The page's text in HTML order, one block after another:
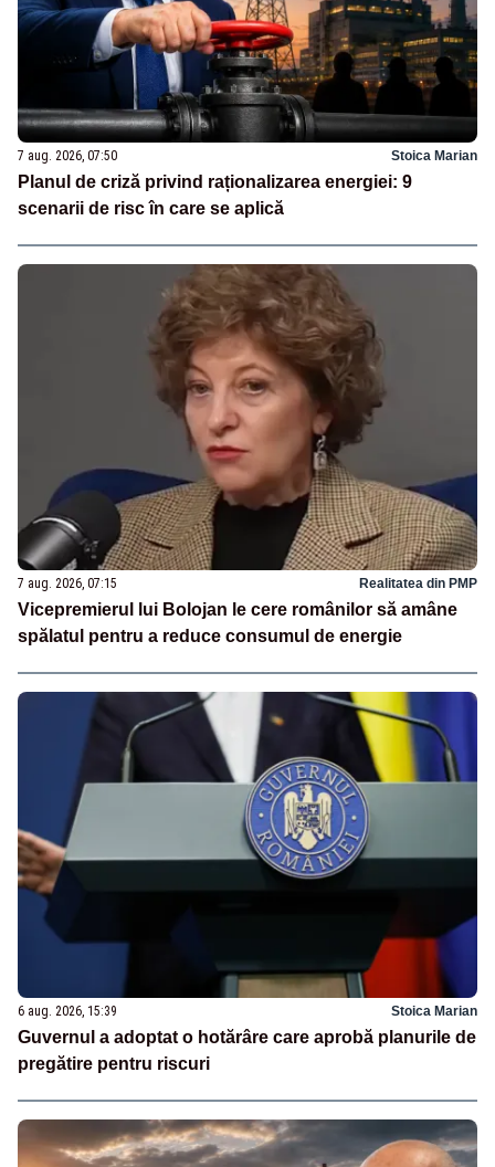
7 aug. 2026, 07:50 Stoica Marian
Planul de criză privind raționalizarea energiei: 9
scenarii de risc în care se aplică
7 aug. 2026, 07:15 Realitatea din PMP
Vicepremierul lui Bolojan le cere românilor să amâne
spălatul pentru a reduce consumul de energie
6 aug. 2026, 15:39 Stoica Marian
Guvernul a adoptat o hotărâre care aprobă planurile de
pregătire pentru riscuri